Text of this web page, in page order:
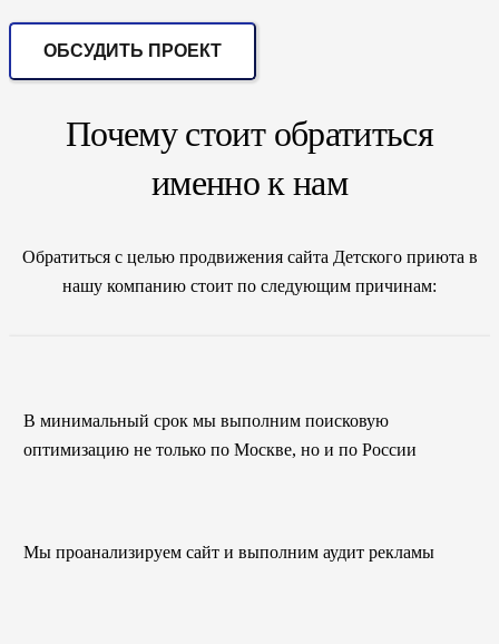
ОБСУДИТЬ ПРОЕКТ
Почему стоит обратиться
именно к нам
Обратиться с целью продвижения сайта Детского приюта в
нашу компанию стоит по следующим причинам:
В минимальный срок мы выполним поисковую
оптимизацию не только по Москве, но и по России
Мы проанализируем сайт и выполним аудит рекламы